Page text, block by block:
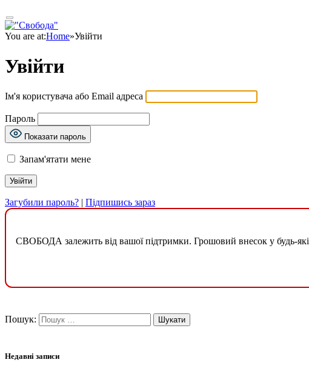
You are at:Home»Увійти
Увійти
Ім'я користувача або Email адреса
Пароль
Показати пароль
Запам'ятати мене
Загубили пароль? | Підпишись зараз
СВОБОДА залежить від вашої підтримки. Грошовий внесок у будь-
Пошук:
Недавні записи